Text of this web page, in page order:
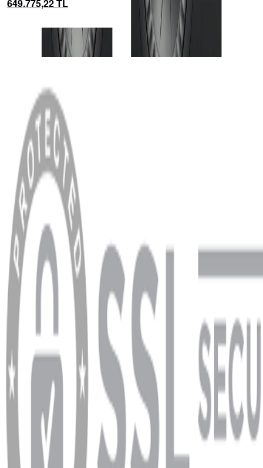
Dutch & Dutc...
649.775,22 TL
MENÜ
Anasayfa
Hakkımızda
Blog
MÜŞTERİ HİZMETLERİ
Hesabım
Sipariş Sorgulama
Banka Hesap Bilgileri
YARDIM VE DESTEK
Ödeme ve Teslimat Şartları
Garanti ve İade Şartları
info@dukkanhifi.com
0850 441 40 44
info@dukkanhifi.com 0850 441 40 44
Çalışma Saatleri: Pazartesi - Cuma 09:30 - 19:30, Cumartesi 10:00 - 18:00